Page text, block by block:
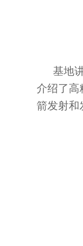
基地
介绍了高
箭发射和